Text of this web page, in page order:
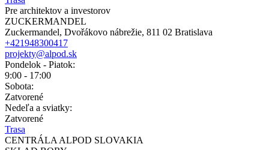
Pre architektov a investorov
ZUCKERMANDEL
Zuckermandel, Dvořákovo nábrežie, 811 02 Bratislava
+421948300417
projekty@alpod.sk
Pondelok - Piatok:
9:00 - 17:00
Sobota:
Zatvorené
Nedeľa a sviatky:
Zatvorené
Trasa
CENTRÁLA ALPOD SLOVAKIA